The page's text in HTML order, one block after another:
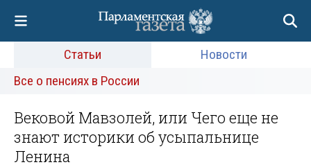
Статьи
Новости
Все о пенсиях в России
Вековой Мавзолей, или Чего еще не
знают историки об усыпальнице
Ленина